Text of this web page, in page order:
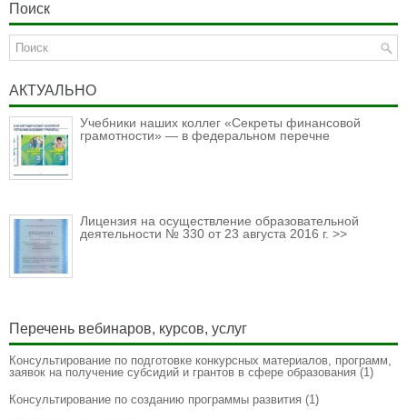
Поиск
АКТУАЛЬНО
Учебники наших коллег «Секреты финансовой
грамотности» — в федеральном перечне
Лицензия на осуществление образовательной
деятельности № 330 от 23 августа 2016 г. >>
Перечень вебинаров, курсов, услуг
Консультирование по подготовке конкурсных материалов, программ,
заявок на получение субсидий и грантов в сфере образования (1)
Консультирование по созданию программы развития (1)